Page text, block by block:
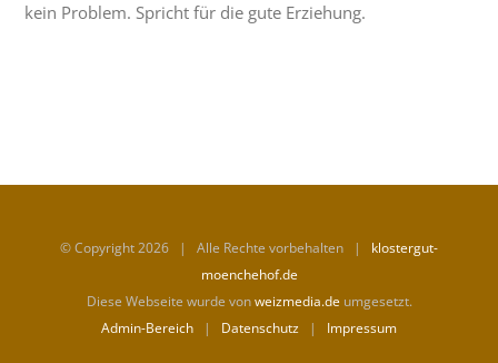
kein Problem. Spricht für die gute Erziehung.
© Copyright2026 | Alle Rechte vorbehalten | klostergut-
moenchehof.de
Diese Webseite wurde vonweizmedia.deumgesetzt.
Admin-Bereich | Datenschutz | Impressum